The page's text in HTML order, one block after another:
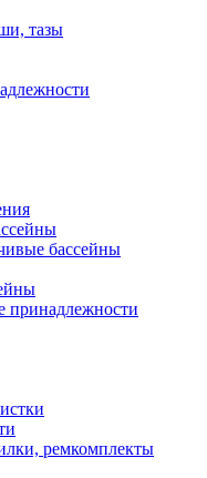
тазы
бассейны
принадлежности
ремкомплекты